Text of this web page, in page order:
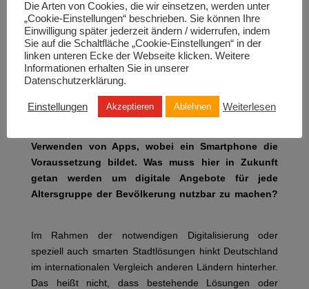
(v.l.n.r.) Rainer Otto, Michael Wübbels, Stv.
Hauptgeschäftsführer des VKU gemeinsam mit Dr.
Oliver Rottmann zum 7. MDEG auf Schloss
Ettersburg, Foto: Barbara Neumann, unter
www.foto-thueringen.de
Bei digitalen Angeboten kann man davon
ausgehen, dass ältere Menschen teilweise nicht
„abgeholt“ werden. Sei es beim Parkscheinautomat,
der wie ein Computer funktioniert und den ein oder
Verwenden von Apps, wobei ein Smartphone die
Voraussetzung bildet. Was muss hier in Zukunft
getan werden um digitale Angebote für jede
Altersgruppe der Bevölkerung nutzbar zu machen?
Im Rahmen der notwendigen Digitalisierung oder
speziell auch smarten Stadtlösungen hinkt Deutschland
im internationalen Vergleich anderen Ländern hinterher.
Das heißt nicht, dass bestehende Lösungen oder
Die Arten von Cookies, die wir einsetzen, werden unter
„Cookie-Einstellungen“ beschrieben. Sie können Ihre
Einwilligung später jederzeit ändern / widerrufen, indem
Sie auf die Schaltfläche „Cookie-Einstellungen“ in der
linken unteren Ecke der Webseite klicken. Weitere
Informationen erhalten Sie in unserer
Datenschutzerklärung.
Einstellungen Akzeptieren Ablehnen Weiterlesen